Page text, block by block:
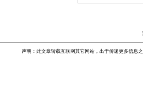
声明：此文章转载互联网其它网站，出于传递更多信息